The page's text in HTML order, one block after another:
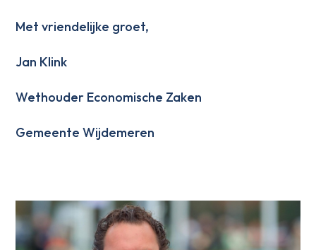
Met vriendelijke groet,
Jan Klink
Wethouder Economische Zaken
Gemeente Wijdemeren